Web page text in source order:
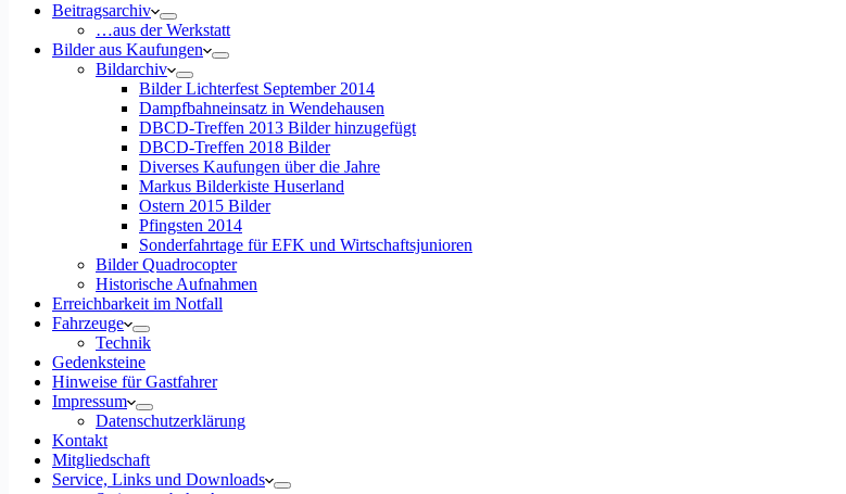
Beitragsarchiv
…aus der Werkstatt
Bilder aus Kaufungen
Bildarchiv
Bilder Lichterfest September 2014
Dampfbahneinsatz in Wendehausen
DBCD-Treffen 2013 Bilder hinzugefügt
DBCD-Treffen 2018 Bilder
Diverses Kaufungen über die Jahre
Markus Bilderkiste Huserland
Ostern 2015 Bilder
Pfingsten 2014
Sonderfahrtage für EFK und Wirtschaftsjunioren
Bilder Quadrocopter
Historische Aufnahmen
Erreichbarkeit im Notfall
Fahrzeuge
Technik
Gedenksteine
Hinweise für Gastfahrer
Impressum
Datenschutzerklärung
Kontakt
Mitgliedschaft
Service, Links und Downloads